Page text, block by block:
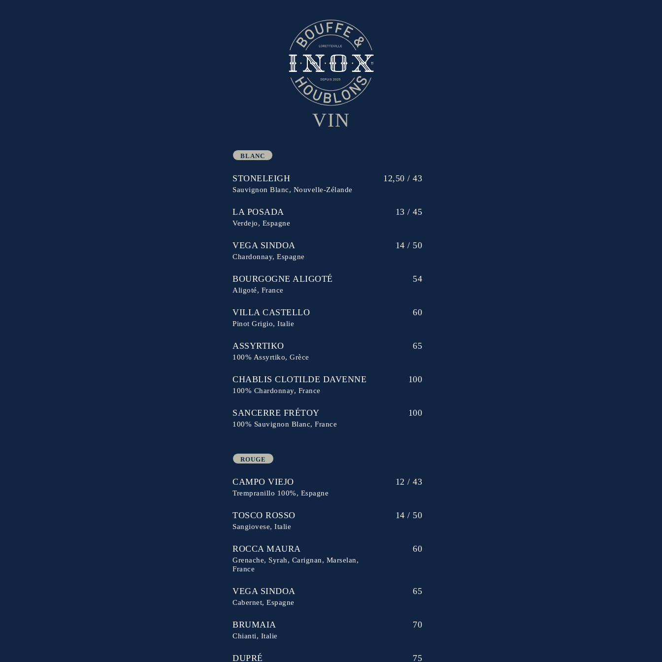
VIN
BLANC
STONELEIGH 12,50 / 43
Sauvignon Blanc, Nouvelle-Zélande
LA POSADA 13 / 45
Verdejo, Espagne
VEGA SINDOA 14 / 50
Chardonnay, Espagne
BOURGOGNE ALIGOTÉ 54
Aligoté, France
VILLA CASTELLO 60
Pinot Grigio, Italie
ASSYRTIKO 65
100% Assyrtiko, Grèce
CHABLIS CLOTILDE DAVENNE 100
100% Chardonnay, France
SANCERRE FRÉTOY 100
100% Sauvignon Blanc, France
ROUGE
CAMPO VIEJO 12 / 43
Trempranillo 100%, Espagne
TOSCO ROSSO 14 / 50
Sangiovese, Italie
ROCCA MAURA 60
Grenache, Syrah, Carignan, Marselan,
France
VEGA SINDOA 65
Cabernet, Espagne
BRUMAIA 70
Chianti, Italie
DUPRÉ 75